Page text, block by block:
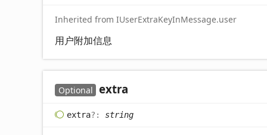
Inherited from IUserExtraKeyInMessage.user
用户附加信息
Optional extra
extra?: string